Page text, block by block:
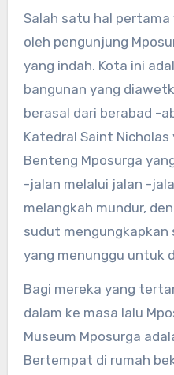
Salah satu hal
oleh pengunjung
yang indah. Kota ini
bangunan yang
berasal dari berabad -
Katedral Saint
Benteng Mposurga
-jalan melalui jalan -
melangkah mundur,
sudut
yang menunggu untuk
Bagi mereka yang
dalam ke masa lalu
Museum Mposurga
Bertempat di rumah